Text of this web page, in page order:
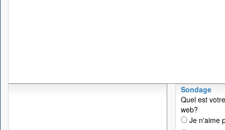
Sondage
Quel est
web?
Je n'aime